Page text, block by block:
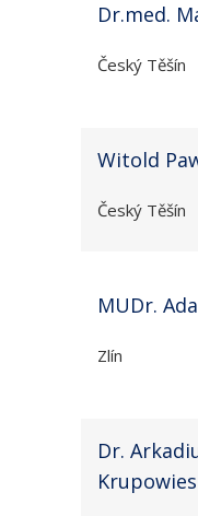
Dr.med.
Český Těšín
Witold
Český Těšín
MUDr.
Zlín
Dr.
Krupowies